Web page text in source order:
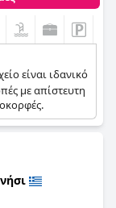
είναι ιδανικό
με απίστευτη